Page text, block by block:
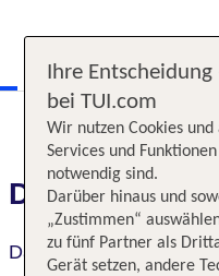
Das erwartet
Daniel
Ihre
bei TUI.com
Wir nutzen Cookies
Services und
notwendig sind.
Darüber hinaus und
„Zustimmen“
zu fünf Partner als
Gerät setzen, andere